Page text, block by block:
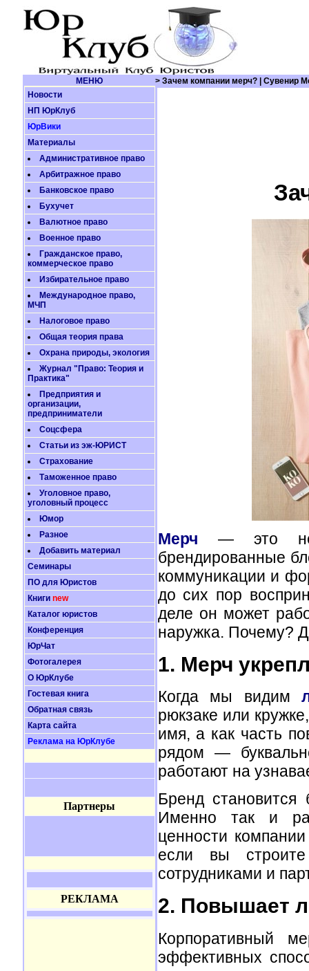
МЕНЮ
> Зачем компании мерч? | Сувенир
Новости
НП ЮрКлуб
ЮрВики
Материалы
Административное право
Арбитражное право
Банковское право
Бухучет
Валютное право
Военное право
Гражданское право,
коммерческое право
Избирательное право
Международное право,
МЧП
Налоговое право
Общая теория права
Охрана природы, экология
Журнал "Право: Теория и
Практика"
Предприятия и
организации,
предприниматели
Соцсфера
Статьи из эж-ЮРИСТ
Страхование
Таможенное право
Уголовное право,
уголовный процесс
Юмор
Разное
Добавить материал
Семинары
ПО для Юристов
Книги new
Каталог юристов
Конференция
ЮрЧат
Фотогалерея
О ЮрКлубе
Гостевая книга
Обратная связь
Карта сайта
Реклама на ЮрКлубе
Партнеры
РЕКЛАМА
Мерч — это не
брендированные
коммуникации и
до сих пор
деле он может
наружка. Почему?
1. Мерч
Когда мы видим
рюкзаке или
имя, а как часть
рядом —
работают на
Бренд становится
Именно так и
ценности
если вы
сотрудниками и
2. Повышает
Корпоративный
эффективных